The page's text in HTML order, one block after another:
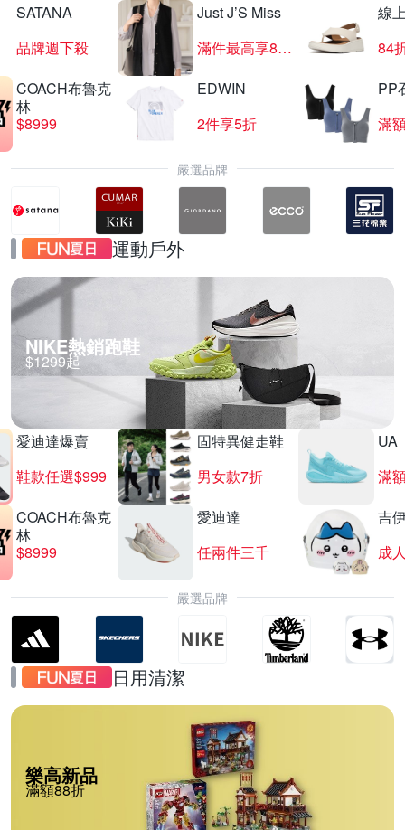
UPS不斷電系統限時95折
滿1件享95折
SATANA
品牌週下殺
Just J’S Miss
滿件最高享85折
線
84
COACH布魯克
林
$8999
EDWIN
2件享5折
PP
滿
嚴選品牌
運動戶外
NIKE熱銷跑鞋
$1299起
愛迪達爆賣
鞋款任選$999
固特異健走鞋
男女款7折
UA
滿
COACH布魯克
林
$8999
愛迪達
任兩件三千
吉
嚴選品牌
日用清潔
樂高新品
滿額88折